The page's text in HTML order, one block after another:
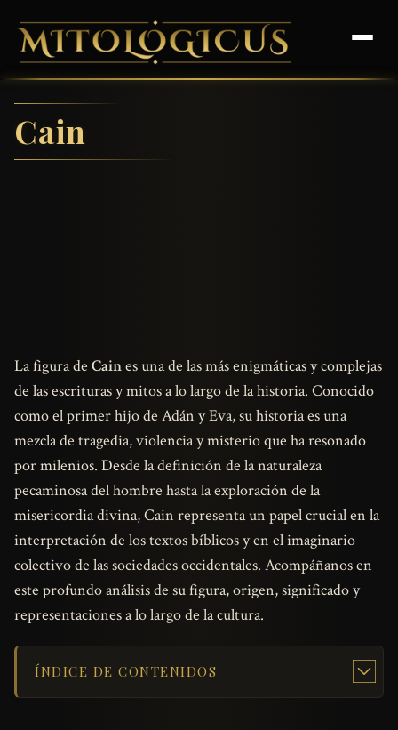
Cain
La figura de Caines una de las más enigmáticas y complejas
de las escrituras y mitos a lo largo de la historia. Conocido
como el primer hijo de Adán y Eva, su historia es una
mezcla de tragedia, violencia y misterio que ha resonado
por milenios. Desde la definición de la naturaleza
pecaminosa del hombre hasta la exploración de la
misericordia divina, Cain representa un papel crucial en la
interpretación de los textos bíblicos y en el imaginario
colectivo de las sociedades occidentales. Acompáñanos en
este profundo análisis de su figura, origen, significado y
representaciones a lo largo de la cultura.
ÍNDICE DE CONTENIDOS